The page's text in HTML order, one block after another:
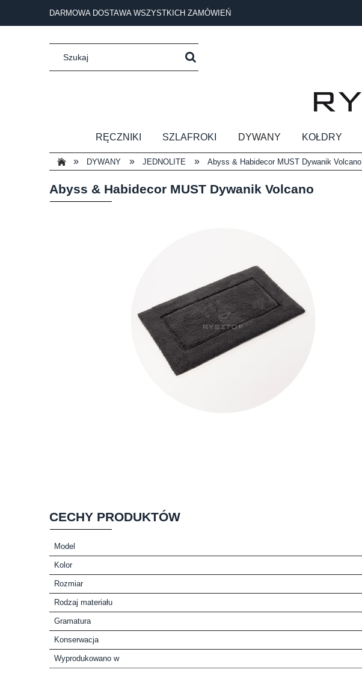
DARMOWA DOSTAWA WSZYSTKICH ZAMÓWIEŃ
RĘCZNIKI SZLAFROKI DYWANY KOŁDRY
» DYWANY » JEDNOLITE » Abyss & Habidecor MUST Dywanik Volcano
Abyss & Habidecor MUST Dywanik Volcano
CECHY PRODUKTÓW
Model
Kolor
Rozmiar
Rodzaj materiału
Gramatura
Konserwacja
Wyprodukowano w